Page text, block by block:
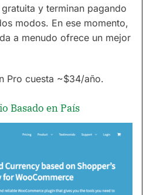
y terminan pagando
modos. En ese momento,
a menudo ofrece un mejor
Pro cuesta ~$34/año.
Basado en País